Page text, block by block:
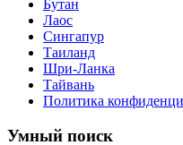
Бутан
Лаос
Сингапур
Таиланд
Шри-Ланка
Тайвань
Политика
Умный поиск